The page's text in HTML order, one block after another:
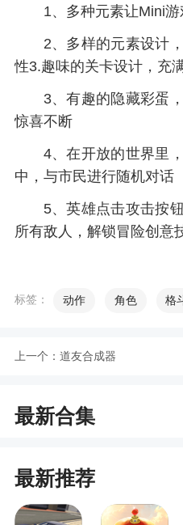
1、多种元素让Mini
2、多样的元素设计
性3.趣味的关卡设计，充
3、有趣的隐藏彩蛋
惊喜不断
4、在开放的世界里
中，与市民进行随机对话
5、英雄点击攻击按
所有敌人，解锁冒险创意
6、化身暴风英雄数
2、3D高清游戏场景
中，玩家将扮演超级英
标签： 动作 角色 格
上一个： 道友合成器
最新合集
最新推荐